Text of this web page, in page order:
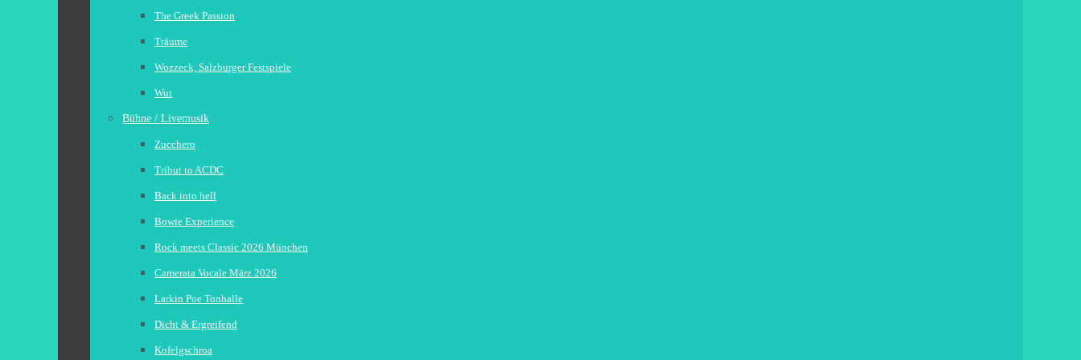
The Greek Passion
Träume
Wozzeck, Salzburger Festspiele
Wut
Bühne / Livemusik
Zucchero
Tribut to ACDC
Back into hell
Bowie Experience
Rock meets Classic 2026 München
Camerata Vocale März 2026
Larkin Poe Tonhalle
Dicht & Ergreifend
Kofelgschroa